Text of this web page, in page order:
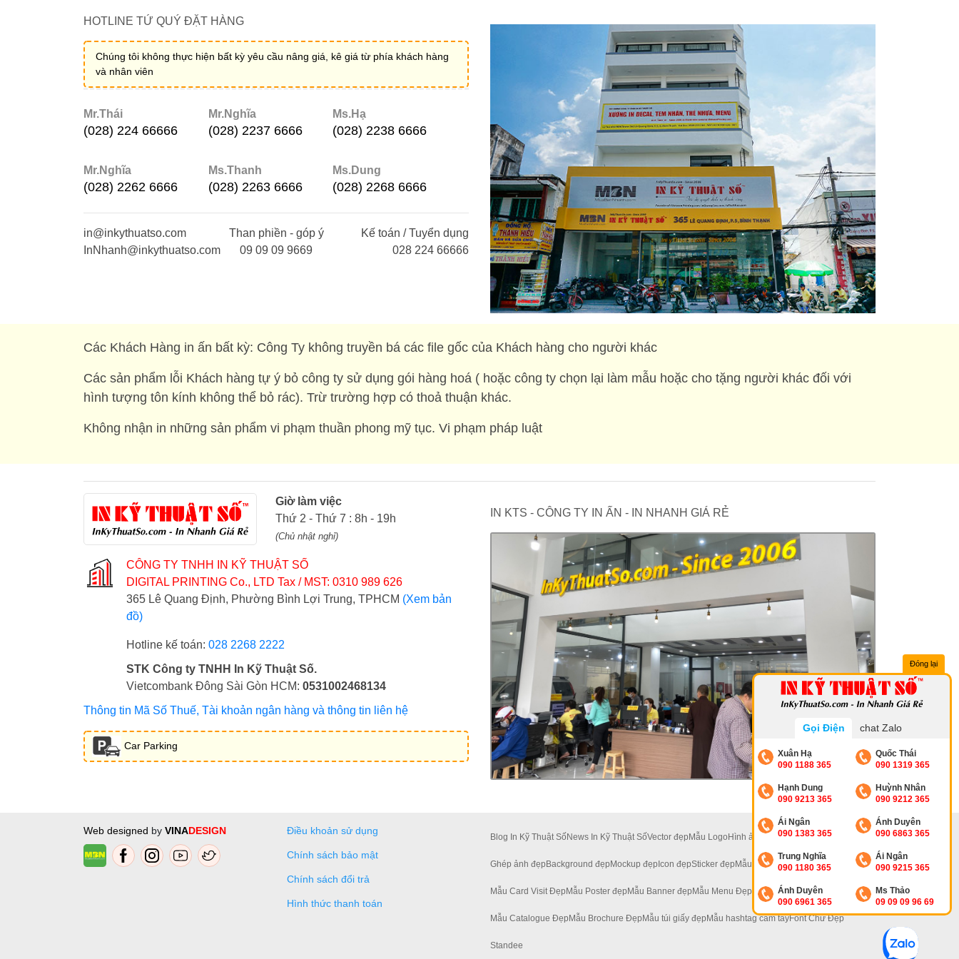
Đóng lại
Gọi Điện chat Zalo
Xuân Hạ
090 1188 365
Quốc Thái
090 1319 365
Hạnh Dung
090 9213 365
Huỳnh Nhân
090 9212 365
Ái Ngân
090 1383 365
Ánh Duyên
090 6863 365
Trung Nghĩa
090 1180 365
Ái Ngân
090 9215 365
Ánh Duyên
090 6961 365
Ms Thảo
09 09 09 96 69
HOTLINE TỨ QUÝ ĐẶT HÀNG
Chúng tôi không thực hiện bất kỳ yêu cầu nâng giá, kê giá từ phía khách hàng
và nhân viên
Mr.Thái
(028) 224 66666
Mr.Nghĩa
(028) 2237 6666
Ms.Hạ
(028) 2238 6666
Mr.Nghĩa
(028) 2262 6666
Ms.Thanh
(028) 2263 6666
Ms.Dung
(028) 2268 6666
in@inkythuatso.com
InNhanh@inkythuatso.com
Than phiền - góp ý
09 09 09 9669
Kế toán / Tuyển dụng
028 224 66666
Các Khách Hàng in ấn bất kỳ: Công Ty không truyền bá các file gốc của Khách hàng cho người khác
Các sản phẩm lỗi Khách hàng tự ý bỏ công ty sử dụng gói hàng hoá ( hoặc công ty chọn lại làm mẫu hoặc cho tặng người khác đối với
hình tượng tôn kính không thể bỏ rác). Trừ trường hợp có thoả thuận khác.
Không nhận in những sản phẩm vi phạm thuần phong mỹ tục. Vi phạm pháp luật
Giờ làm việc
Thứ 2 - Thứ 7 : 8h - 19h
(Chủ nhật nghỉ)
CÔNG TY TNHH IN KỸ THUẬT SỐ
DIGITAL PRINTING Co., LTD Tax / MST: 0310 989 626
365 Lê Quang Định, Phường Bình Lợi Trung, TPHCM (Xem bản
đồ)
Hotline kế toán: 028 2268 2222
STK Công ty TNHH In Kỹ Thuật Số.
Vietcombank Đông Sài Gòn HCM: 0531002468134
Thông tin Mã Số Thuế, Tài khoản ngân hàng và thông tin liên hệ
Car Parking
IN KTS - CÔNG TY IN ẤN - IN NHANH GIÁ RẺ
Web designed by VINADESIGN Điều khoản sử dụng
Chính sách bảo mật
Chính sách đổi trả
Hình thức thanh toán
Blog In Kỹ Thuật SốNews In Kỹ Thuật SốVector đẹpMẫu LogoHình ảnh đẹpẢnh 4KẢnh Hoa
Ghép ảnh đẹpBackground đẹpMockup đẹpIcon đẹpSticker đẹpMẫu Standee Đẹp
Mẫu Card Visit ĐẹpMẫu Poster đẹpMẫu Banner đẹpMẫu Menu Đẹp Mẫu Tờ Rơi Đẹp
Mẫu Catalogue ĐẹpMẫu Brochure ĐẹpMẫu túi giấy đẹpMẫu hashtag cầm tayFont Chữ Đẹp
Standee